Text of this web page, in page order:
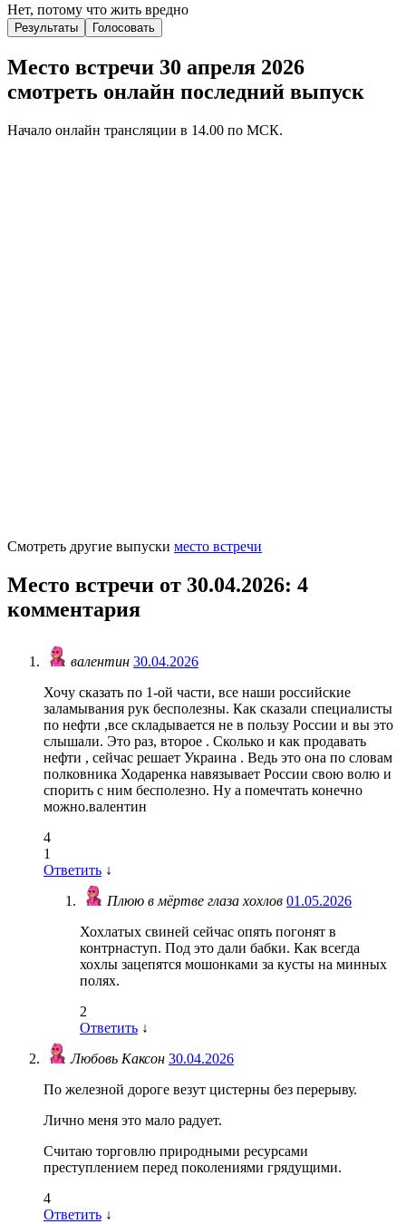
Нет, потому что жить вредно
Результаты Голосовать
Место встречи 30 апреля 2026
смотреть онлайн последний выпуск
Начало онлайн трансляции в 14.00 по МСК.
Смотреть другие выпуски место встречи
Место встречи от 30.04.2026: 4
комментария
валентин 30.04.2026
Хочу сказать по 1-ой части, все наши российские
заламывания рук бесполезны. Как сказали специалисты
по нефти ,все складывается не в пользу России и вы это
слышали. Это раз, второе . Сколько и как продавать
нефти , сейчас решает Украина . Ведь это она по словам
полковника Ходаренка навязывает России свою волю и
спорить с ним бесполезно. Ну а помечтать конечно
можно.валентин
4
1
Ответить ↓
Плюю в мёртве глаза хохлов 01.05.2026
Хохлатых свиней сейчас опять погонят в
контрнаступ. Под это дали бабки. Как всегда
хохлы зацепятся мошонками за кусты на минных
полях.
2
Ответить ↓
Любовь Каксон 30.04.2026
По железной дороге везут цистерны без перерыву.
Лично меня это мало радует.
Считаю торговлю природными ресурсами
преступлением перед поколениями грядущими.
4
Ответить ↓